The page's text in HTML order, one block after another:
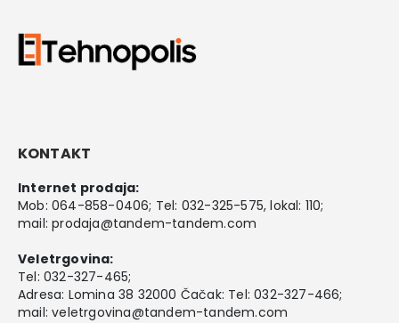
KONTAKT
Internet prodaja:
Mob: 064-858-0406; Tel: 032-325-575, lokal: 110;
mail:prodaja@tandem-tandem.com
Veletrgovina:
Tel: 032-327-465;
Adresa: Lomina 38 32000 Čačak: Tel: 032-327-466;
mail:veletrgovina@tandem-tandem.com